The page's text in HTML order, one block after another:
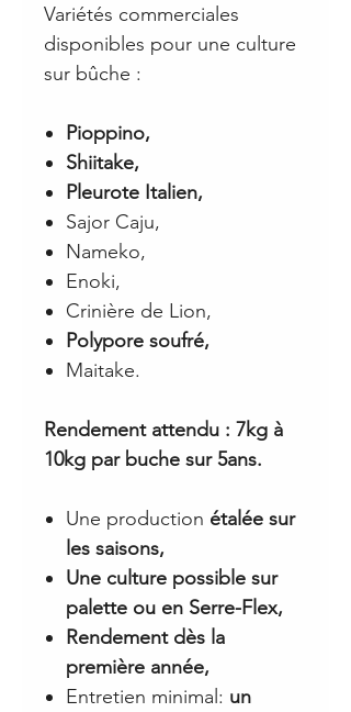
Variétés commerciales
disponibles pour une culture
sur bûche :
Pioppino,
Shiitake,
Pleurote Italien,
Sajor Caju,
Nameko,
Enoki,
Crinière de Lion,
Polypore soufré,
Maitake.
Rendement attendu : 7kg à
10kg par buche sur 5ans.
Une production étalée sur
les saisons,
Une culture possible sur
palette ou en Serre-Flex,
Rendement dès la
première année,
Entretien minimal: un